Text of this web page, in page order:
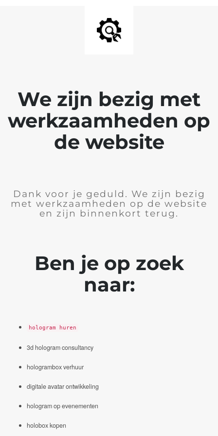
We zijn bezig met
werkzaamheden op
de website
Dank voor je geduld. We zijn bezig
met werkzaamheden op de website
en zijn binnenkort terug.
Ben je op zoek
naar:
hologram huren
3d hologram consultancy
hologrambox verhuur
digitale avatar ontwikkeling
hologram op evenementen
holobox kopen